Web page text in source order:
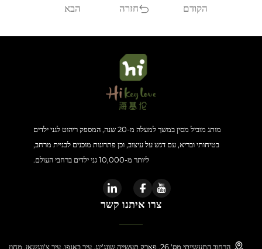
הקודם חזרה הבא
מותג מוביל מסין במשך למעלה מ-20 שנה, המספק ריהוט לגני ילדים
בטיחותי ובריא, עם דגש על עיצוב, וכן פתרונות מוכנים לבניית מרחב,
ליותר מ-10,000 גני ילדים ברחבי העולם.
צרו איתנו קשר
הרחוב התעשייתי מס' 26, פארק תעשייה שונג'ינג, עיר באנפו, עיר צ'ונגשאן, מחוז